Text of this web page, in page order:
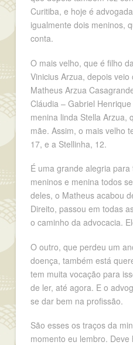
Curitiba, e hoje é
igualmente dois meninos,
conta.
O mais velho, que é filho
Vinicius Arzua, depois
Matheus Arzua
Cláudia – Gabriel
menina linda Stella Arzua,
mãe. Assim, o mais velho
17, e a Stellinha, 12.
É uma grande alegria
meninos e menina todos
deles, o Matheus acabou
Direito, passou em todas
o caminho da advocacia.
O outro, que perdeu um
doença, também está
tem muita vocação para
de ler, até agora. E o
se dar bem na profissão.
São esses os traços da
momento eu lembro.